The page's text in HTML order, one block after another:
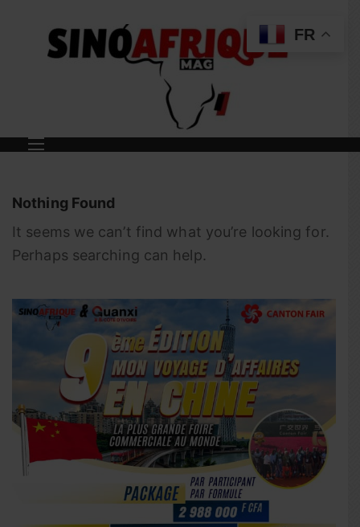
Nothing Found
It seems we can’t find what you’re looking for.
Perhaps searching can help.
FR